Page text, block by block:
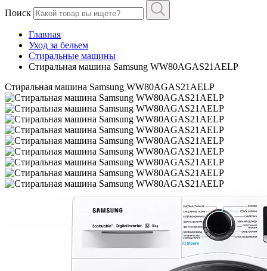
Поиск
Главная
Уход за бельем
Стиральные машины
Стиральная машина Samsung WW80AGAS21AELP
Стиральная машина Samsung WW80AGAS21AELP